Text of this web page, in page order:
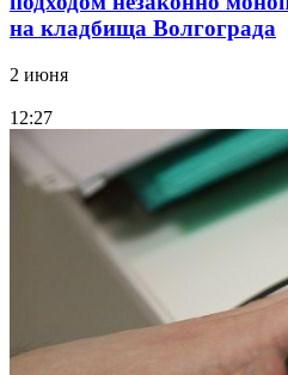
на кладбища Волгограда
2 июня
12:27